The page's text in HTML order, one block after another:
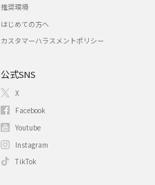
推奨環境
はじめての方へ
カスタマーハラスメントポリシー
公式SNS
X
Facebook
Youtube
Instagram
TikTok